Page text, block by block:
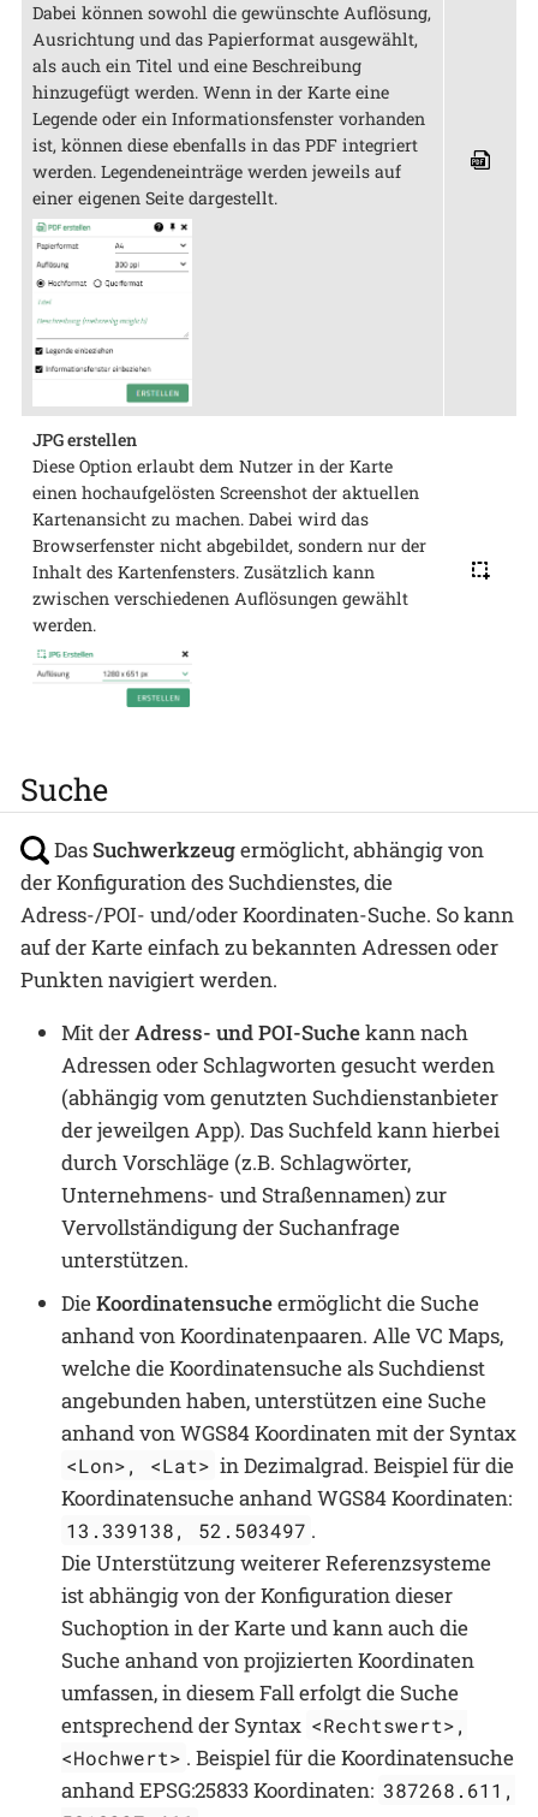
Dabei können sowohl die gewünschte Auflösung,
Ausrichtung und das Papierformat ausgewählt,
als auch ein Titel und eine Beschreibung
hinzugefügt werden. Wenn in der Karte eine
Legende oder ein Informationsfenster vorhanden
ist, können diese ebenfalls in das PDF integriert
werden. Legendeneinträge werden jeweils auf
einer eigenen Seite dargestellt.
JPG erstellen
Diese Option erlaubt dem Nutzer in der Karte
einen hochaufgelösten Screenshot der aktuellen
Kartenansicht zu machen. Dabei wird das
Browserfenster nicht abgebildet, sondern nur der
Inhalt des Kartenfensters. Zusätzlich kann
zwischen verschiedenen Auflösungen gewählt
werden.
Suche
DasSuchwerkzeugermöglicht, abhängig von
der Konfiguration des Suchdienstes, die
Adress-/POI- und/oder Koordinaten-Suche. So kann
auf der Karte einfach zu bekannten Adressen oder
Punkten navigiert werden.
Mit derAdress- und POI-Suchekann nach
Adressen oder Schlagworten gesucht werden
(abhängig vom genutzten Suchdienstanbieter
der jeweilgen App). Das Suchfeld kann hierbei
durch Vorschläge (z.B. Schlagwörter,
Unternehmens- und Straßennamen) zur
Vervollständigung der Suchanfrage
unterstützen.
DieKoordinatensucheermöglicht die Suche
anhand von Koordinatenpaaren. Alle VC Maps,
welche die Koordinatensuche als Suchdienst
angebunden haben, unterstützen eine Suche
anhand von WGS84 Koordinaten mit der Syntax
<Lon>, <Lat> in Dezimalgrad. Beispiel für die
Koordinatensuche anhand WGS84 Koordinaten:
13.339138, 52.503497 .
Die Unterstützung weiterer Referenzsysteme
ist abhängig von der Konfiguration dieser
Suchoption in der Karte und kann auch die
Suche anhand von projizierten Koordinaten
umfassen, in diesem Fall erfolgt die Suche
entsprechend der Syntax <Rechtswert>,
<Hochwert> . Beispiel für die Koordinatensuche
anhand EPSG:25833 Koordinaten: 387268.611,